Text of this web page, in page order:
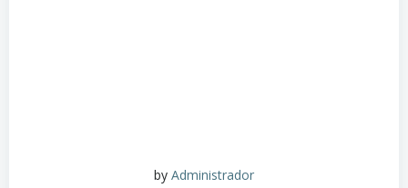
by Administrador